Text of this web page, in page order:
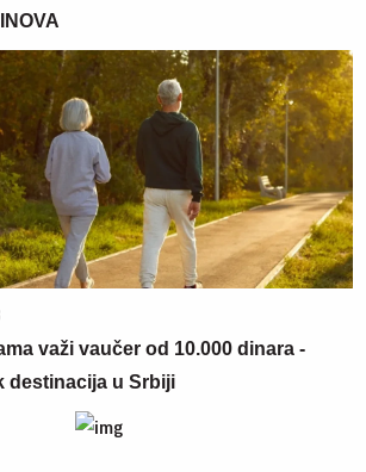
važi vaučer od 10.000 dinara -
destinacija u Srbiji